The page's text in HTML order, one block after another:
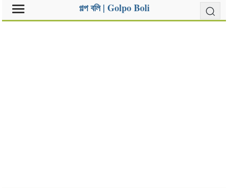
গল্প বলি | Golpo Boli